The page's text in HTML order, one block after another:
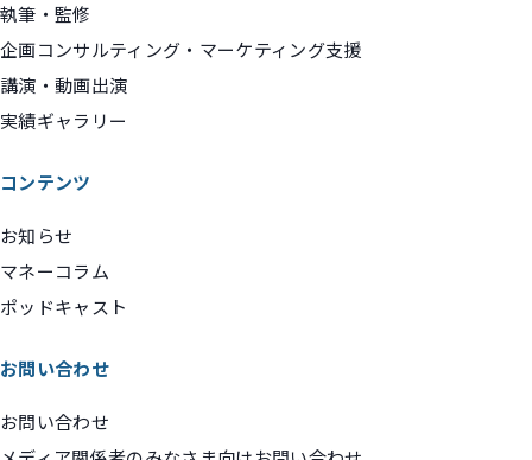
執筆・監修
企画コンサルティング・マーケティング支援
講演・動画出演
実績ギャラリー
コンテンツ
お知らせ
マネーコラム
ポッドキャスト
お問い合わせ
お問い合わせ